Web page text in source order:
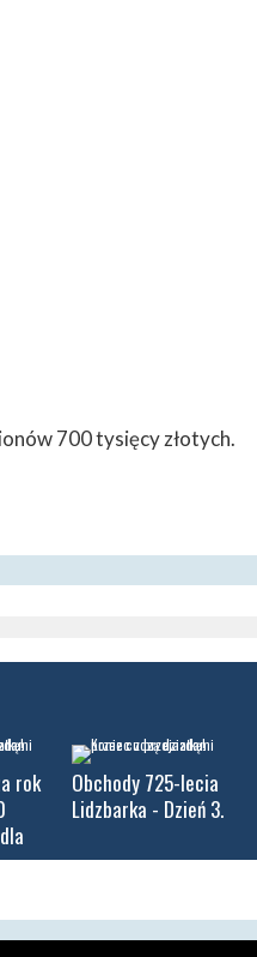
700 tysięcy złotych.
rok
Obchody 725-lecia
Lidzbarka - Dzień 3.